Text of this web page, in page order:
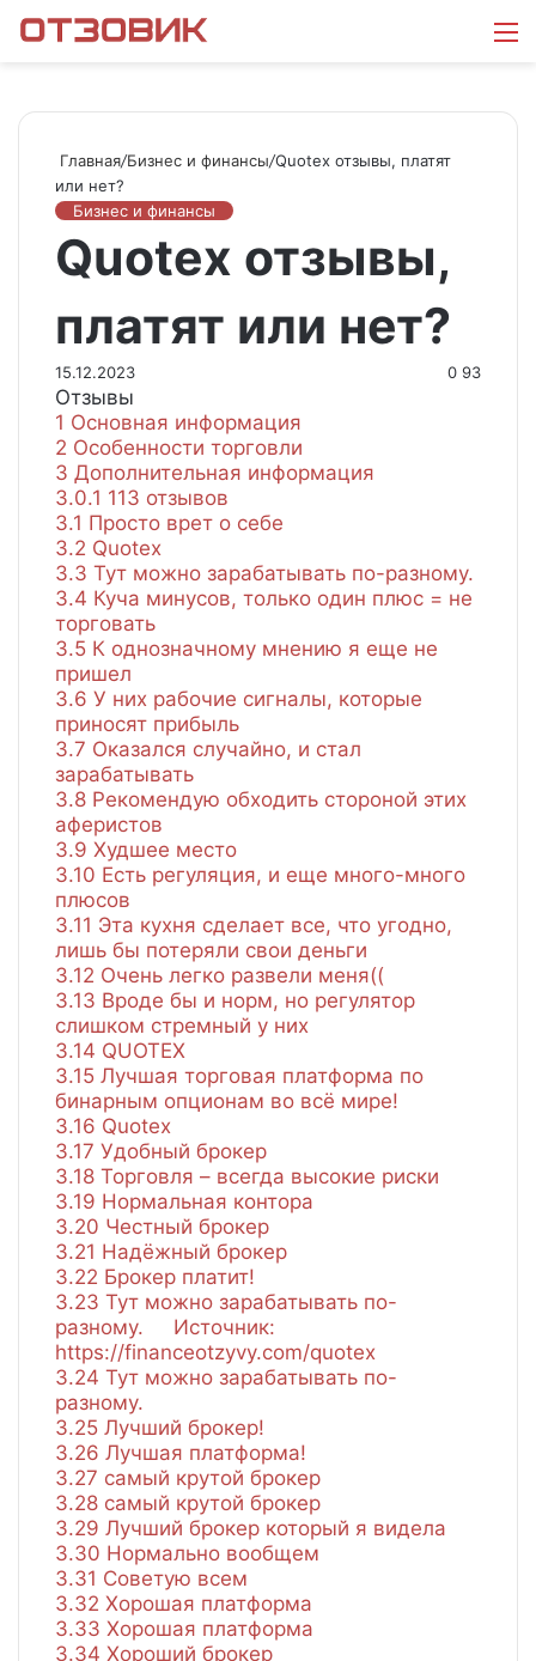
Главная/Бизнес и финансы/Quotex отзывы, платят
или нет?
Бизнес и финансы
Quotex отзывы,
платят или нет?
15.12.2023 0 93
Отзывы
1 Основная информация
2 Особенности торговли
3 Дополнительная информация
3.0.1 113 отзывов
3.1 Просто врет о себе
3.2 Quotex
3.3 Тут можно зарабатывать по-разному.
3.4 Куча минусов, только один плюс = не
торговать
3.5 К однозначному мнению я еще не
пришел
3.6 У них рабочие сигналы, которые
приносят прибыль
3.7 Оказался случайно, и стал
зарабатывать
3.8 Рекомендую обходить стороной этих
аферистов
3.9 Худшее место
3.10 Есть регуляция, и еще много-много
плюсов
3.11 Эта кухня сделает все, что угодно,
лишь бы потеряли свои деньги
3.12 Очень легко развели меня((
3.13 Вроде бы и норм, но регулятор
слишком стремный у них
3.14 QUOTEX
3.15 Лучшая торговая платформа по
бинарным опционам во всё мире!
3.16 Quotex
3.17 Удобный брокер
3.18 Торговля – всегда высокие риски
3.19 Нормальная контора
3.20 Честный брокер
3.21 Надёжный брокер
3.22 Брокер платит!
3.23 Тут можно зарабатывать по-
разному. Источник:
https://financeotzyvy.com/quotex
3.24 Тут можно зарабатывать по-
разному.
3.25 Лучший брокер!
3.26 Лучшая платформа!
3.27 самый крутой брокер
3.28 самый крутой брокер
3.29 Лучший брокер который я видела
3.30 Нормально вообщем
3.31 Советую всем
3.32 Хорошая платформа
3.33 Хорошая платформа
3.34 Хороший брокер